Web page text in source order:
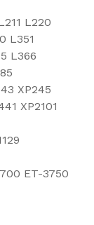
L220
L351
L366
XP245
XP2101
ET-3750